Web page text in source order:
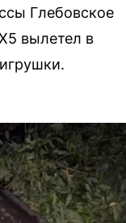
Глебовское
вылетел в